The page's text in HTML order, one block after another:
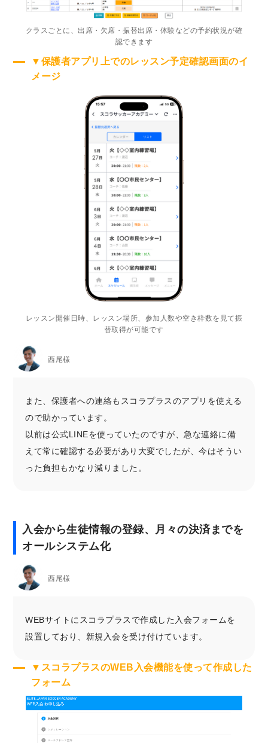
クラスごとに、出席・欠席・振替出席・体験などの予約状況が確
認できます
▼保護者アプリ上でのレッスン予定確認画面のイ
メージ
レッスン開催日時、レッスン場所、参加人数や空き枠数を見て振
替取得が可能です
西尾様
また、保護者への連絡もスコラプラスのアプリを使える
ので助かっています。
以前は公式LINEを使っていたのですが、急な連絡に備
えて常に確認する必要があり大変でしたが、今はそうい
った負担もかなり減りました。
入会から生徒情報の登録、月々の決済までを
オールシステム化
西尾様
WEBサイトにスコラプラスで作成した入会フォームを
設置しており、新規入会を受け付けています。
▼スコラプラスのWEB入会機能を使って作成した
フォーム